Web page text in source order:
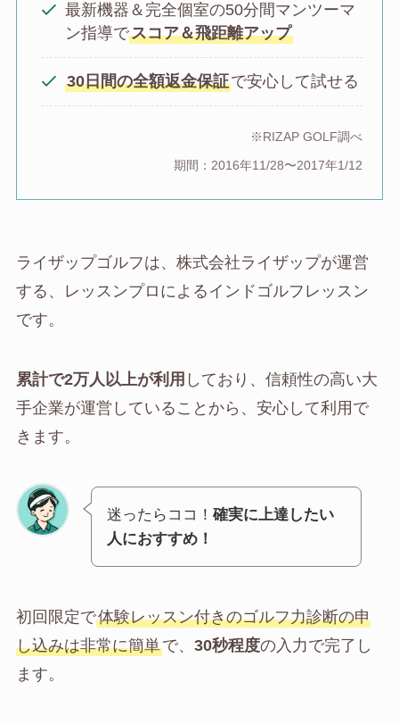
最新機器＆完全個室の50分間マンツーマ
ン指導でスコア＆飛距離アップ
30日間の全額返金保証で安心して試せる
※RIZAP GOLF調べ
期間：2016年11/28〜2017年1/12
ライザップゴルフは、株式会社ライザップが運営
する、レッスンプロによるインドゴルフレッスン
です。
累計で2万人以上が利用 しており、信頼性の高い大
手企業が運営していることから、安心して利用で
きます。
迷ったらココ！ 確実に上達したい
人におすすめ！
初回限定で体験レッスン付きのゴルフ力診断の申
し込みは非常に簡単で、 30秒程度の入力で完了し
ます。